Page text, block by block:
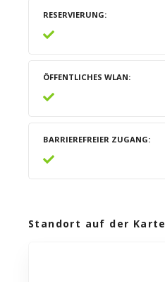
RESERVIERUNG
ÖFFENTLICHES WLAN
BARRIEREFREIER ZUGANG
Standort auf der Karte